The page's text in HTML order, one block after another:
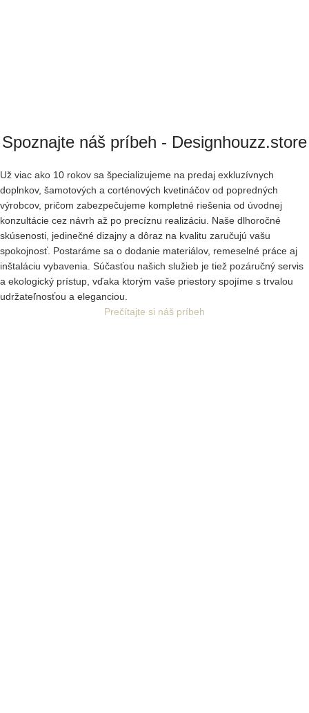
Spoznajte náš príbeh - Designhouzz.store
Už viac ako 10 rokov sa špecializujeme na predaj exkluzívnych
doplnkov, šamotových a corténových kvetináčov od popredných
výrobcov, pričom zabezpečujeme kompletné riešenia od úvodnej
konzultácie cez návrh až po precíznu realizáciu. Naše dlhoročné
skúsenosti, jedinečné dizajny a dôraz na kvalitu zaručujú vašu
spokojnosť. Postaráme sa o dodanie materiálov, remeselné práce aj
inštaláciu vybavenia. Súčasťou našich služieb je tiež pozáručný servis
a ekologický prístup, vďaka ktorým vaše priestory spojíme s trvalou
udržateľnosťou a eleganciou.
Prečítajte si náš príbeh